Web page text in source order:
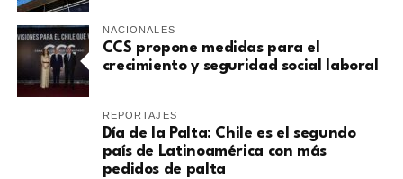
NACIONALES
CCS propone medidas para el
crecimiento y seguridad social laboral
REPORTAJES
Día de la Palta: Chile es el segundo
país de Latinoamérica con más
pedidos de palta